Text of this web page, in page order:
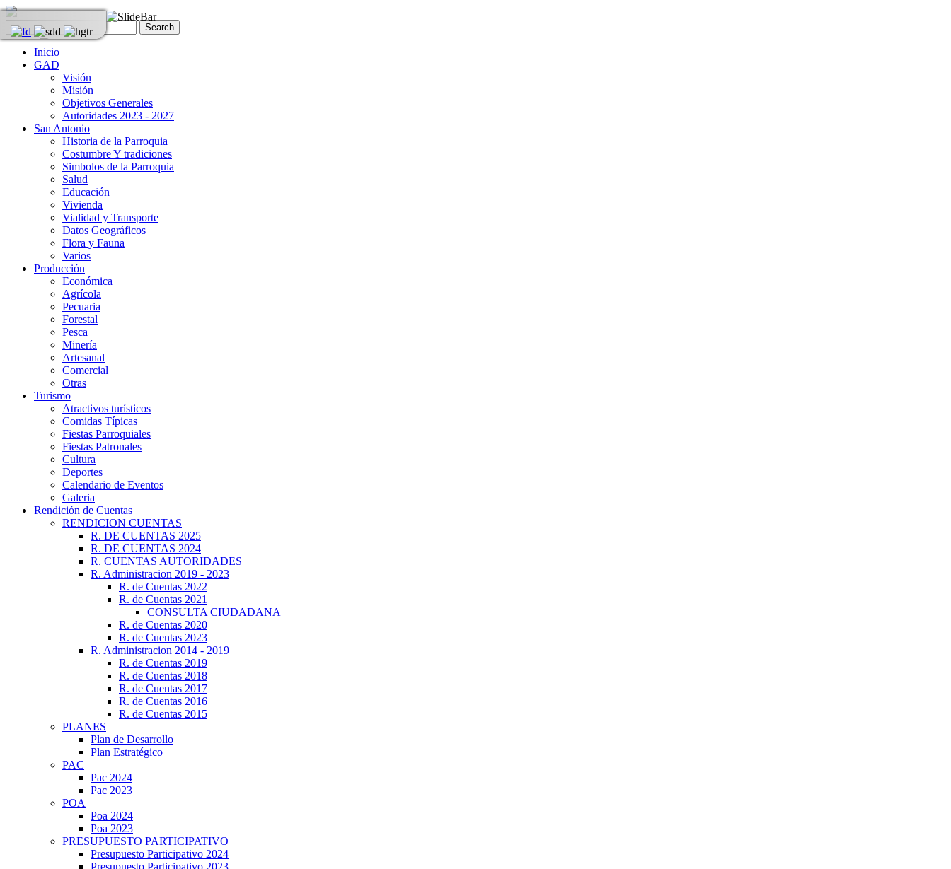
Inicio
GAD
Visión
Misión
Objetivos Generales
Autoridades 2023 - 2027
San Antonio
Historia de la Parroquia
Costumbre Y tradiciones
Simbolos de la Parroquia
Salud
Educación
Vivienda
Vialidad y Transporte
Datos Geográficos
Flora y Fauna
Varios
Producción
Económica
Agrícola
Pecuaria
Forestal
Pesca
Minería
Artesanal
Comercial
Otras
Turismo
Atractivos turísticos
Comidas Típicas
Fiestas Parroquiales
Fiestas Patronales
Cultura
Deportes
Calendario de Eventos
Galeria
Rendición de Cuentas
RENDICION CUENTAS
R. DE CUENTAS 2025
R. DE CUENTAS 2024
R. CUENTAS AUTORIDADES
R. Administracion 2019 - 2023
R. de Cuentas 2022
R. de Cuentas 2021
CONSULTA CIUDADANA
R. de Cuentas 2020
R. de Cuentas 2023
R. Administracion 2014 - 2019
R. de Cuentas 2019
R. de Cuentas 2018
R. de Cuentas 2017
R. de Cuentas 2016
R. de Cuentas 2015
PLANES
Plan de Desarrollo
Plan Estratégico
PAC
Pac 2024
Pac 2023
POA
Poa 2024
Poa 2023
PRESUPUESTO PARTICIPATIVO
Presupuesto Participativo 2024
Presupuesto Participativo 2023